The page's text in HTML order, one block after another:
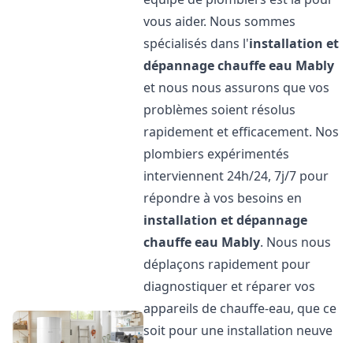
vous aider. Nous sommes
spécialisés dans l'installation et
dépannage chauffe eau Mably
et nous nous assurons que vos
problèmes soient résolus
rapidement et efficacement. Nos
plombiers expérimentés
interviennent 24h/24, 7j/7 pour
répondre à vos besoins en
installation et dépannage
chauffe eau Mably. Nous nous
déplaçons rapidement pour
diagnostiquer et réparer vos
appareils de chauffe-eau, que ce
soit pour une installation neuve